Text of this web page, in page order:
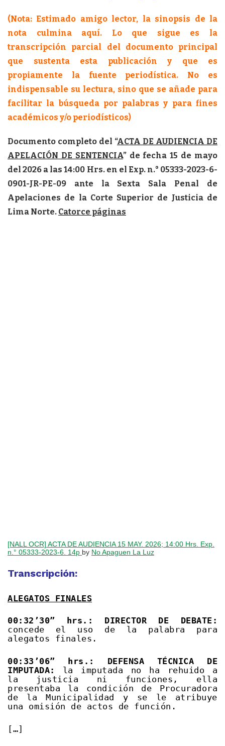
(Nota: Estimado amigo lector, la sinopsis de la
nota culmina aquí. Lo que sigue es la
transcripción parcial del documento principal
que sustenta esta publicación y que es
propiamente la fuente periodística. No es
indispensable su lectura, sino que se añade para
facilitar la búsqueda por palabras y para fines
académicos y/o periodísticos)
Documento completo del “ACTA DE AUDIENCIA DE
APELACIÓN DE SENTENCIA” de fecha 15 de mayo
del 2026 a las 14:00 Hrs. en el Exp. n.° 05333-2023-6-
0901-JR-PE-09 ante la Sexta Sala Penal de
Apelaciones de la Corte Superior de Justicia de
Lima Norte. Catorce páginas
[NALL OCR] ACTA DE AUDIENCIA 15 MAY. 2026; 14:00 Hrs. Exp.
n.° 05333-2023-6. 14p by No Apaguen La Luz
Transcripción:
ALEGATOS FINALES
00:32’30” hrs.: DIRECTOR DE DEBATE:
concede el uso de la palabra para
alegatos finales.
00:33’06” hrs.: DEFENSA TÉCNICA DE
IMPUTADA:
la imputada no ha rehuido a
la justicia ni funciones, ella
presentaba la condición de Procuradora
de la Municipalidad y se le atribuye
una omisión de actos de función.
[…]